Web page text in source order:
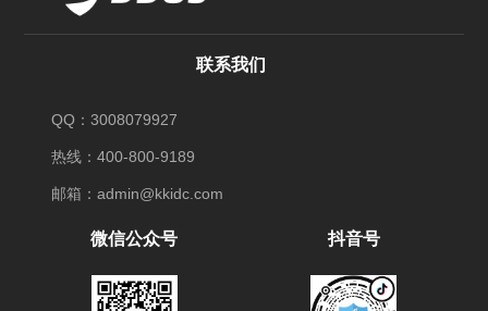
联系我们
QQ：3008079927
热线：400-800-9189
邮箱：admin@kkidc.com
微信公众号 抖音号